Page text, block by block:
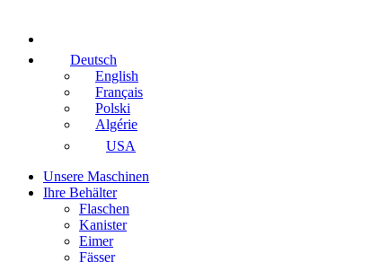
Deutsch
English
Français
Polski
Algérie
USA
Unsere Maschinen
Ihre Behälter
Flaschen
Kanister
Eimer
Fässer